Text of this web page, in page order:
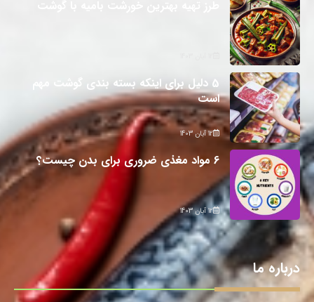
5 دلیل برای اینکه بسته بندی گوشت مهم
است
12 آبان 1403
6 مواد مغذی ضروری برای بدن چیست؟
12 آبان 1403
درباره ما